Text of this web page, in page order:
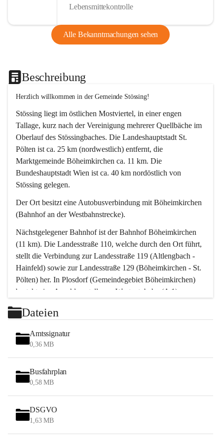
Lebensmittekontrolle
Alle Bekanntmachungen sehen
Beschreibung
Herzlich willkommen in der Gemeinde Stössing!
Stössing liegt im östlichen Mostviertel, in einer engen
Tallage, kurz nach der Vereinigung mehrerer Quellbäche im
Oberlauf des Stössingbaches. Die Landeshauptstadt St.
Pölten ist ca. 25 km (nordwestlich) entfernt, die
Marktgemeinde Böheimkirchen ca. 11 km. Die
Bundeshauptstadt Wien ist ca. 40 km nordöstlich von
Stössing gelegen.
Der Ort besitzt eine Autobusverbindung mit Böheimkirchen
(Bahnhof an der Westbahnstrecke).
Nächstgelegener Bahnhof ist der Bahnhof Böheimkirchen
(11 km). Die Landesstraße 110, welche durch den Ort führt,
stellt die Verbindung zur Landesstraße 119 (Altlengbach -
Hainfeld) sowie zur Landesstraße 129 (Böheimkirchen - St.
Pölten) her. In Plosdorf (Gemeindegebiet Böheimkirchen)
besteht eine Anschlussstelle zur Westautobahn (A 1).
Wien erreicht man in ca. 45 Minuten.
Stössing zählt noch zum Naherholungsraum Wien sowie
zum Naherholungsraum St. Pölten. Viele Bauernhöfe hatten
„ihre Wiener“. Seit 1960 bauten viele Wiener
Wochenendhäuser im Gemeindegebiet. Wegen des
waldreichen Jagdgebietes haben viele Jagdpächter ihre
Das Wandern ist aus touristischer Sicht die bedeutendste
Tätigkeit. Das hügelige Gebiet mit Wanderwegen durch
Wiesen, Wälder und Obstkulturen lädt dazu ein. Gefördert
Dateien
Amtssignatur
0,36 MB
Busfahrplan
0,58 MB
DSGVO
1,63 MB